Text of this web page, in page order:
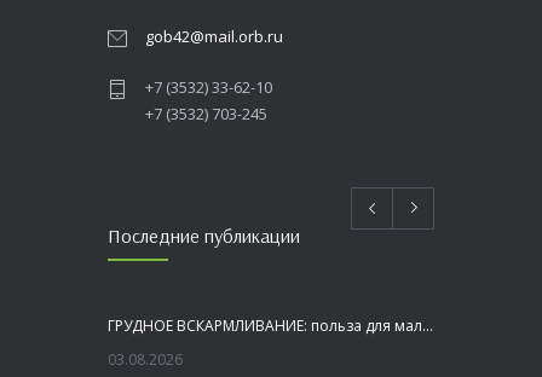
gob42@mail.orb.ru
+7 (3532) 33-62-10
+7 (3532) 703-245
Последние публикации
ГРУДНОЕ ВСКАРМЛИВАНИЕ: польза для малыша и мамы
03.08.2026